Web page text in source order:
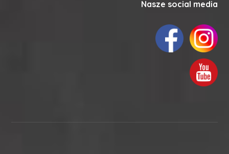
Nasze social media